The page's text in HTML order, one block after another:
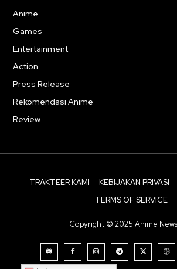
Anime
Games
Entertainment
Action
Press Release
Rekomendasi Anime
Review
TRAKTEER KAMI KEBIJAKAN PRIVASI
TERMS OF SERVICE
Copyright © 2025 Anime